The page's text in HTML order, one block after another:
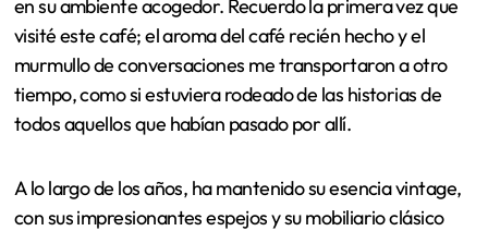
en su ambiente acogedor. Recuerdo la primera vez que
visité este café; el aroma del café recién hecho y el
murmullo de conversaciones me transportaron a otro
tiempo, como si estuviera rodeado de las historias de
todos aquellos que habían pasado por allí.
A lo largo de los años, ha mantenido su esencia vintage,
con sus impresionantes espejos y su mobiliario clásico